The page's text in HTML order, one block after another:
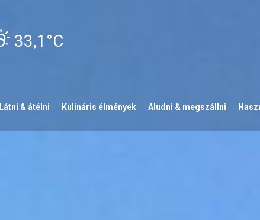
33,1°C
Látni & átélni Kulináris élmények Aludni & megszállni